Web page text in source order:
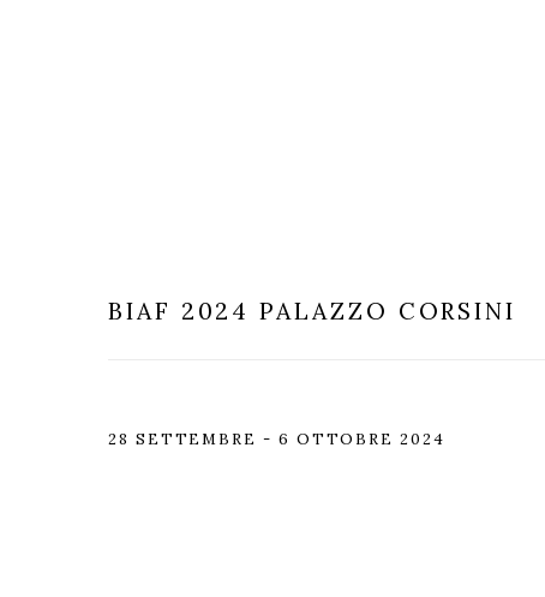
BIAF 2024 PALAZZO CORSINI
28 SETTEMBRE - 6 OTTOBRE 2024